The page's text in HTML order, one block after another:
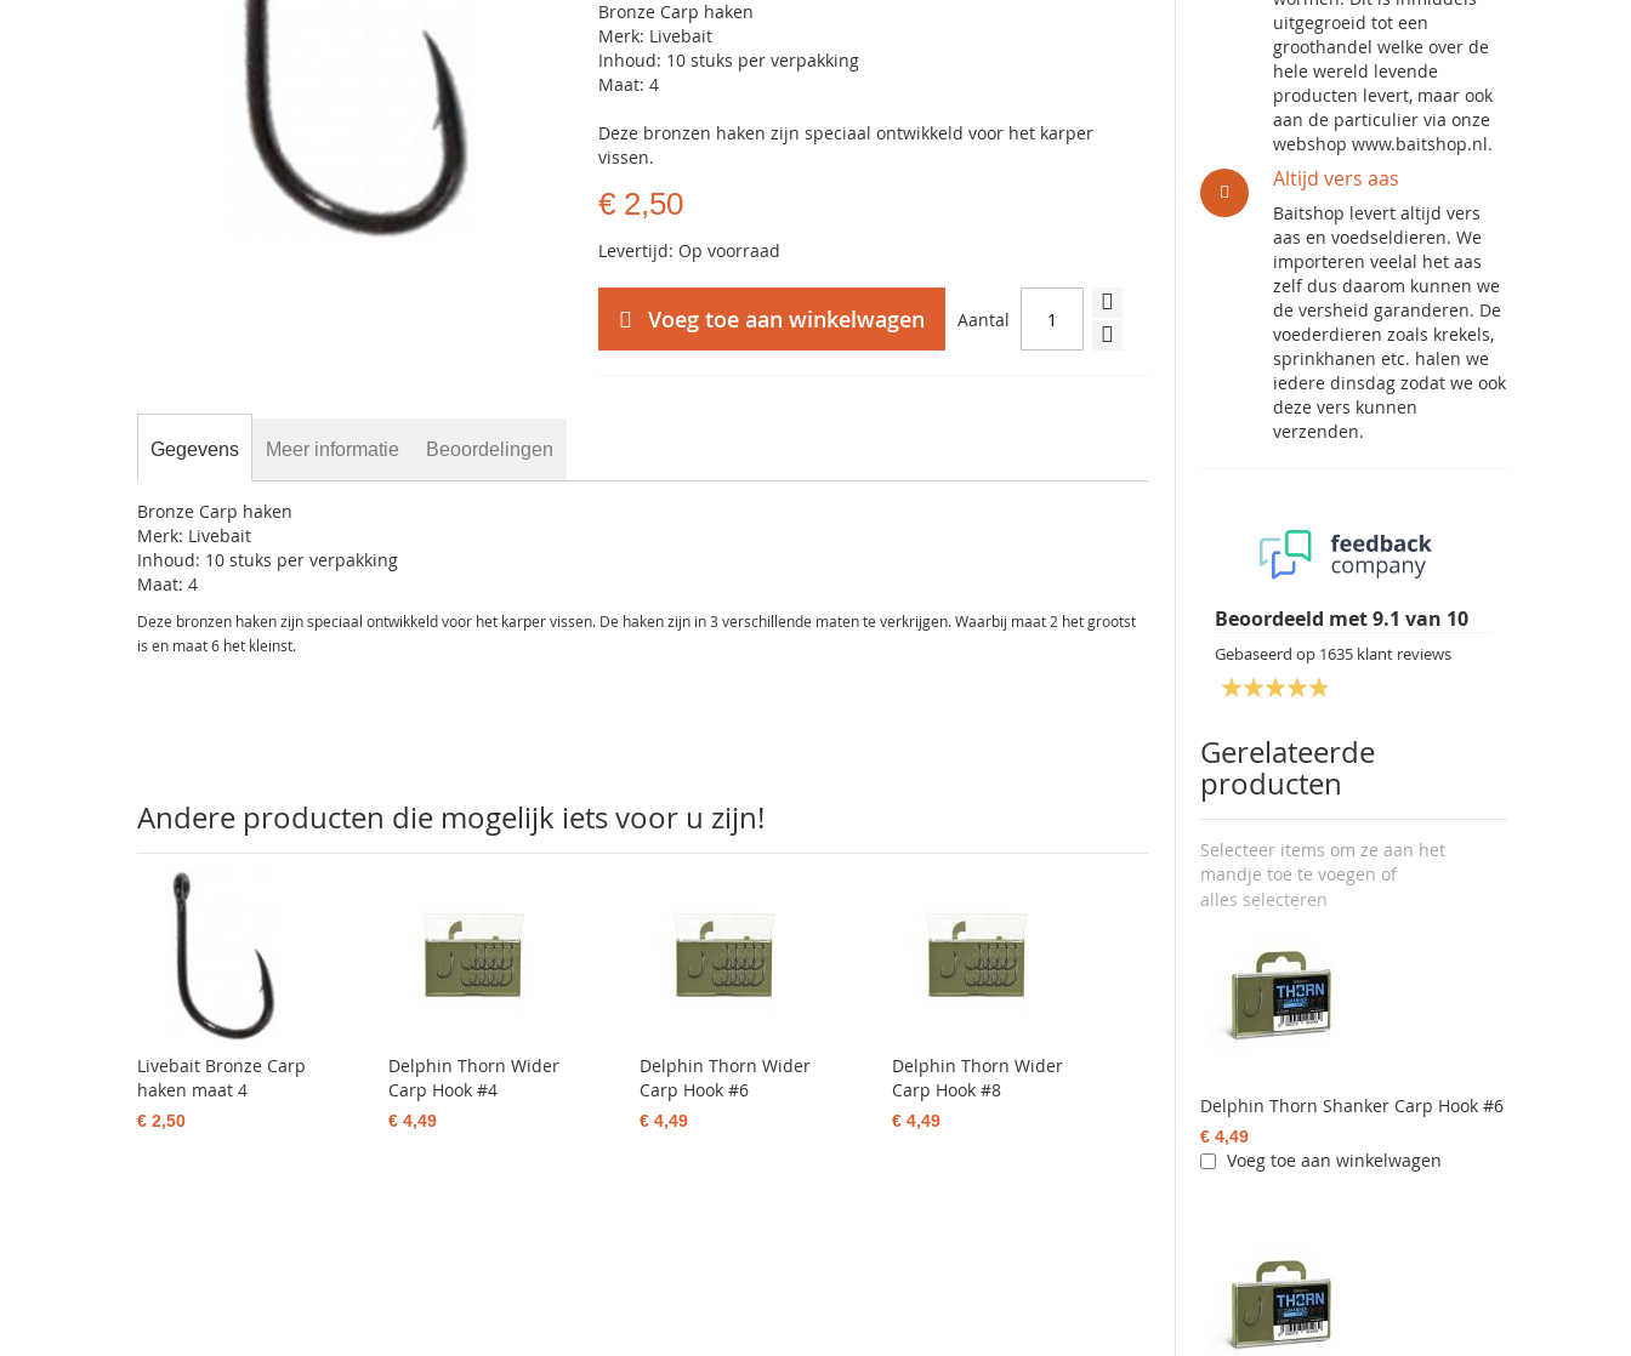
gallerij
Bronze Carp haken
Merk: Livebait
Inhoud: 10 stuks per verpakking
Maat: 4
Deze bronzen haken zijn speciaal ontwikkeld voor het karper
vissen.
€ 2,50
Levertijd: Op voorraad
Aantal
Voeg toe aan winkelwagen
uitgegroeid tot een
groothandel welke over de
hele wereld levende
producten levert, maar ook
aan de particulier via onze
webshop www.baitshop.nl.
Altijd vers aas
Baitshop levert altijd vers
aas en voedseldieren. We
importeren veelal het aas
zelf dus daarom kunnen we
de versheid garanderen. De
voederdieren zoals krekels,
sprinkhanen etc. halen we
iedere dinsdag zodat we ook
deze vers kunnen
verzenden.
Beoordeeld met9.1 van 10
Gebaseerd op 1635 klant reviews
Gerelateerde
producten
Selecteer items om ze aan het
mandje toe te voegen of
alles selecteren
Delphin Thorn Shanker Carp Hook #6
€ 4,49
Voeg toe aan winkelwagen
Gegevens
Bronze Carp haken
Merk: Livebait
Inhoud: 10 stuks per verpakking
Maat: 4
Deze bronzen haken zijn speciaal ontwikkeld voor het karper vissen. De haken zijn in 3 verschillende maten te verkrijgen. Waarbij maat 2 het grootst
is en maat 6 het kleinst.
Meer informatie Beoordelingen
Andere producten die mogelijk iets voor u zijn!
Livebait Bronze Carp
haken maat 4
€ 2,50
Delphin Thorn Wider
Carp Hook #4
€ 4,49
Delphin Thorn Wider
Carp Hook #6
€ 4,49
Delphin Thorn Wider
Carp Hook #8
€ 4,49